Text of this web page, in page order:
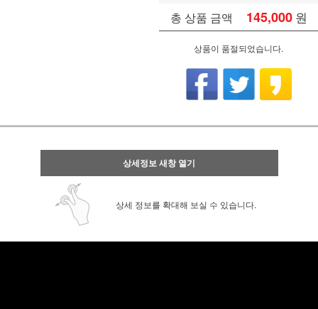
총 상품 금액 145,000 원
상품이 품절되었습니다.
상세정보 새창 열기
상세 정보를 확대해 보실 수 있습니다.